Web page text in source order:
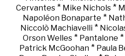
Cervantes * Mike Nichols *
Napoléon Bonaparte *
Niccolò Machiavelli *
Orson Welles* Pantalone *
Patrick McGoohan * Paula